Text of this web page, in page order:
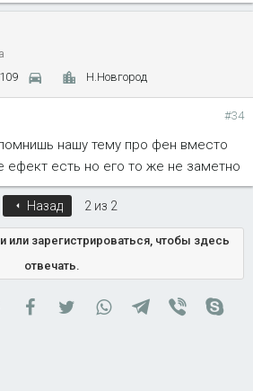
109 Н.Новгород
#34
нашу тему про фен вместо
ефект есть но его то же не заметно
ПервыйНазад 2 из 2
или зарегистрироваться, чтобы здесь
отвечать.
Одноклассники
FacebookTwitterWhatsAppTelegram
Viber